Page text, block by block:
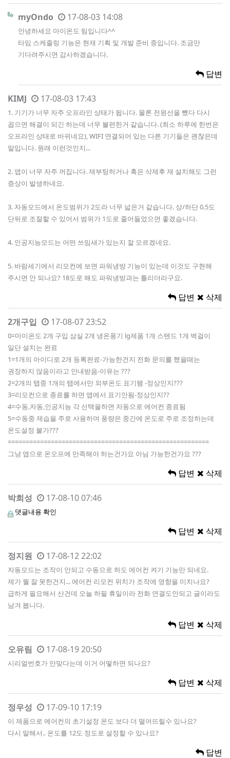
myOndo 17-08-03 14:08
안녕하세요 마이온도 팀입니다^^
타임 스케줄링 기능은 현재 기획 및 개발 준비 중입니다. 조금만
기다려주시면 감사하겠습니다.
답변
KIMJ 17-08-03 17:43
1. 기기가 너무 자주 오프라인 상태가 됩니다. 물론 전원선을 뺐다 다시
꼽으면 해결이 되긴 하는데 너무 불편한거 같습니다. (최소 하루에 한번은
오프라인 상태로 바뀌네요), WIFI 연결되어 있는 다른 기기들은 괜찮은데
말입니다. 원래 이런것인지...
2. 앱이 너무 자주 꺼집니다. 재부팅하거나 혹은 삭제후 재 설치해도 그런
증상이 발생하네요.
3. 자동모드에서 온도범위가 2도라 너무 넓은거 같습니다. 상/하단 0.5도
단뒤로 조절할 수 있어서 범위가 1도로 줄어들었으면 좋겠습니다.
4. 인공지능모드는 어떤 쓰임새가 있는지 잘 모르겠네요.
5. 바람세기에서 리모컨에 보면 파워냉방 기능이 있는데 이것도 구현해
주시면 안 되나요? 18도로 해도 파워냉방과는 틀리더라구요.
답변 삭제
2개구입 17-08-07 23:52
0=마이온도 2개 구입 삼실 2개 냉온풍기 lg제품 1개 스텐드 1개 벽걸이
일단 설치는 완료
1=1개의 아이디로 2개 등록완료-가능한건지 전화 문의를 했을때는
권장하지 않음이라고 안내받음-이유는 ???
2=2개의 탭중 1개의 탭에서만 외부온도 표기됌 -정상인지???
3=리모컨으로 종료를 하면 앱에서 표기안됨-정상인지??
4=수동,자동,인공지능 각 선택을하면 자동으로 에어컨 종료됨
5=수동중 제습을 주로 사용하며 풍량은 중간에 온도로 주로 조정하는데
온도설정 불가???
========================================================
그냥 앱으로 온오프에 만족해야 하는건가요 아님 가능한건가요 ???
답변 삭제
박희성 17-08-10 07:46
댓글내용 확인
답변 삭제
정지원 17-08-12 22:02
자동모드는 조작이 안되고 수동으로 하도 에어컨 켜기 기능만 되네요.
제가 뭘 잘 못한건지... 에어컨 리모컨 위치가 조작에 영향을 미치나요?
급하게 필요해서 산건데 오늘 하필 휴일이라 전화 연결도안되고 글이라도
남겨 봅니다.
답변 삭제
오유림 17-08-19 20:50
시리얼번호가 안맞다는데 이거 어떻하면 되나요?
답변 삭제
정우성 17-09-10 17:19
이 제품으로 에어컨의 초기설정 온도 보다 더 떨어뜨릴수 있나요?
다시 말해서.. 온도를 12도 정도로 설정할 수 있나요?
답변